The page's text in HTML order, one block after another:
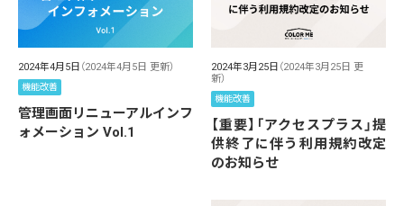
2024年4月5日 （2024年4月5日 更新）
機能改善
管理画面リニューアルインフ
ォメーション Vol.1
2024年3月25日 （2024年3月25日 更
新）
機能改善
【重要】「アクセスプラス」提
供終了に伴う利用規約改定
のお知らせ